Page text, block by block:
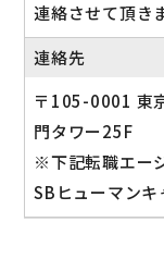
連絡させて頂き
連絡先
〒105-0001 東
門タワー25F
※下記転職エー
SBヒューマン